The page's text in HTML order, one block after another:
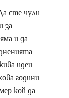
сте чули
за
и да
идеи
години
кой да